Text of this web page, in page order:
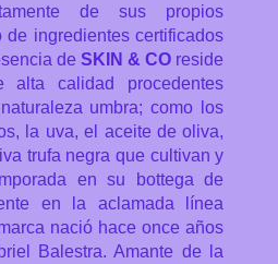
de sus propios
ingredientes certificados
deSKIN & CO reside
calidad procedentes
umbra; como los
la uva, el aceite de oliva,
trufa negra que cultivan y
en su bottega de
en la aclamada línea
nació hace once años
Balestra. Amante de la